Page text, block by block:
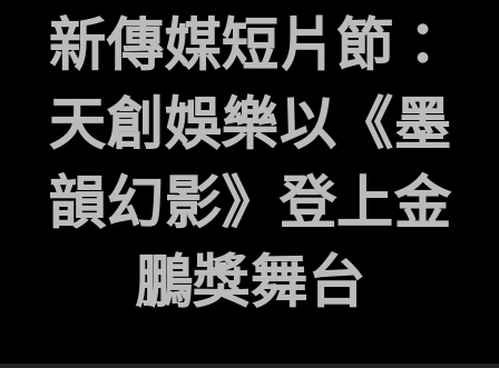
新傳媒短片節：
天創娛樂以《墨
韻幻影》登上金
鵬獎舞台